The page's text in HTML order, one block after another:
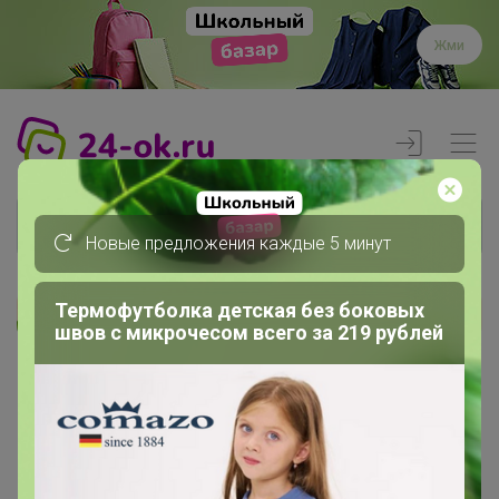
Жми
Реклама
Члены клуба
Бусик
Новые предложения каждые 5 минут
Термофутболка детская без боковых
швов с микрочесом всего за 219 рублей